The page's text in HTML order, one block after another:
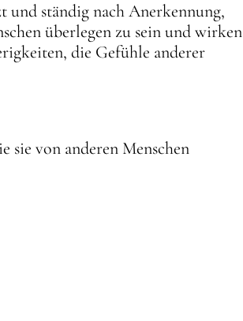
und ständig nach Anerkennung,
überlegen zu sein und wirken
die Gefühle anderer
sie von anderen Menschen